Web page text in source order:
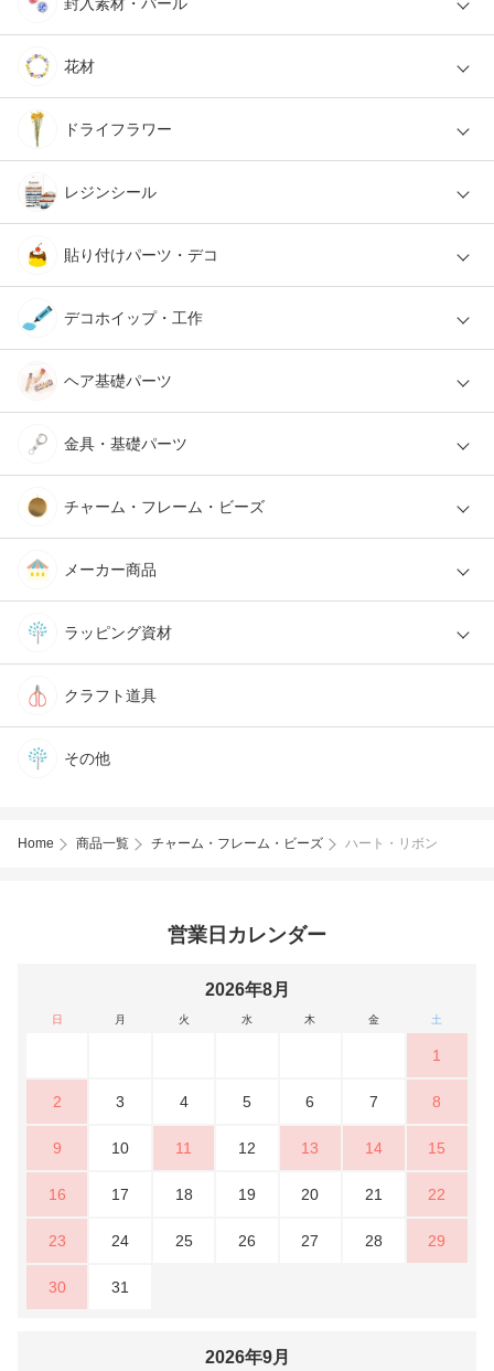
花材
ドライフラワー
レジンシール
貼り付けパーツ・デコ
デコホイップ・工作
ヘア基礎パーツ
金具・基礎パーツ
チャーム・フレーム・ビーズ
メーカー商品
ラッピング資材
クラフト道具
その他
Home 商品一覧 チャーム・フレーム・ビーズ ハート・リボン
営業日カレンダー
2026年8月
日 月 火 水 木 金 土
1
2 3 4 5 6 7 8
9 10 11 12 13 14 15
16 17 18 19 20 21 22
23 24 25 26 27 28 29
30 31
2026年9月